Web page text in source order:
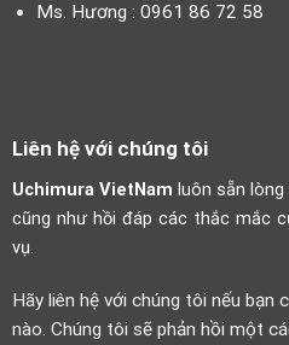
Ms. Hương : 0961 86 72 58
Liên hệ với chúng tôi
Uchimura VietNam luôn sẵn
cũng như hồi đáp các thắc mắc
vụ.
Hãy liên hệ với chúng tôi nếu bạn
nào. Chúng tôi sẽ phản hồi một